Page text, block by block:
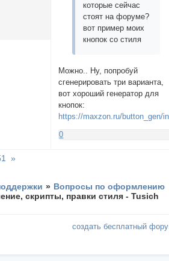
которые сейчас
стоят на форуме?
вот пример моих
кнопок со стиля
Можно.. Ну, попробуй
сгенерировать три варианта,
вот хороший генератор для
кнопок:
https://maxzon.ru/button_gen/
0
»
» Вопросы по оформлению
скрипты, правки стиля - Tusich
создать бесплатный